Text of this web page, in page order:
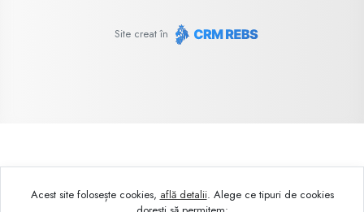
Site creat în
Acest site folosește cookies, află detalii. Alege ce tipuri de cookies